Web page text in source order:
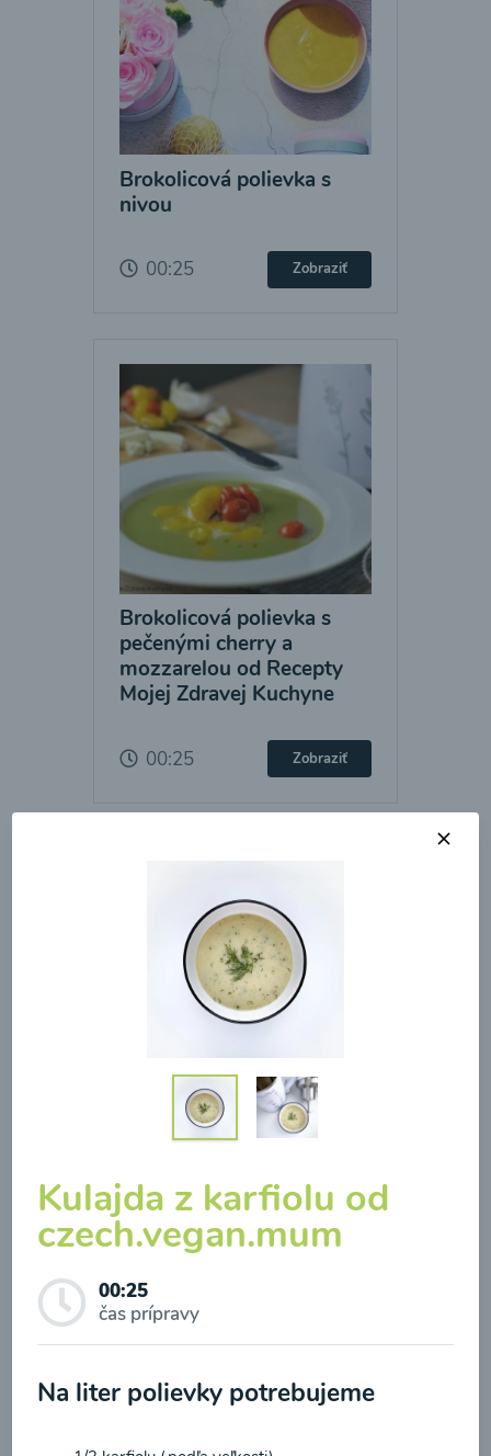
Brokolicová polievka s
nivou
00:25 Zobraziť
Brokolicová polievka s
pečenými cherry a
mozzarelou od Recepty
Mojej Zdravej Kuchyne
00:25 Zobraziť
Brokolicová polievka so
syrom
00:25 Zobraziť
Kulajda z karfiolu od
czech.vegan.mum
00:25
čas prípravy
Na liter polievky potrebujeme
Odber noviniek a akcií
Odoslaním registrácie na Newsletter súhlasím so